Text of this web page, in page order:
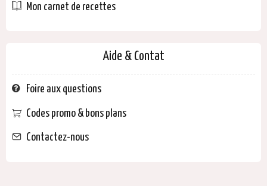
Mon carnet de recettes
Aide & Contat
Foire aux questions
Codes promo & bons plans
Contactez-nous